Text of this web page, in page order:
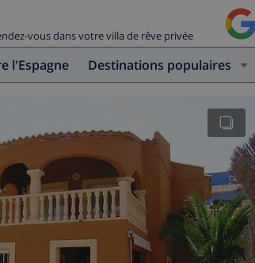
vous dans votre villa de rêve privée
l'Espagne Destinations populaires